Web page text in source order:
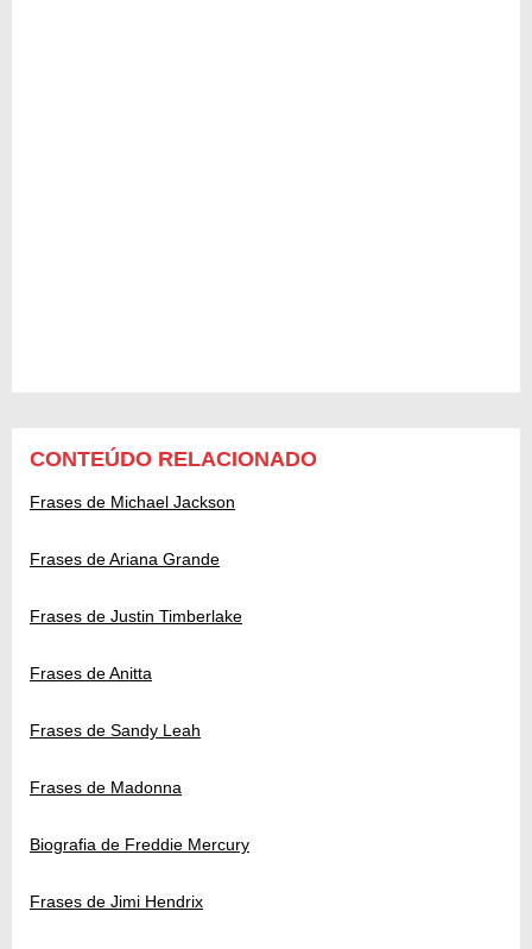
CONTEÚDO RELACIONADO
Frases de Michael Jackson
Frases de Ariana Grande
Frases de Justin Timberlake
Frases de Anitta
Frases de Sandy Leah
Frases de Madonna
Biografia de Freddie Mercury
Frases de Jimi Hendrix